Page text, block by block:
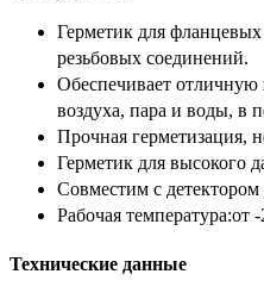
Герметик для
резьбовых соединений.
Обеспечивает отличную
воздуха, пара и воды, в
Прочная герметизация,
Герметик для высокого
Совместим с детектором
Рабочая температура:от
Технические данные